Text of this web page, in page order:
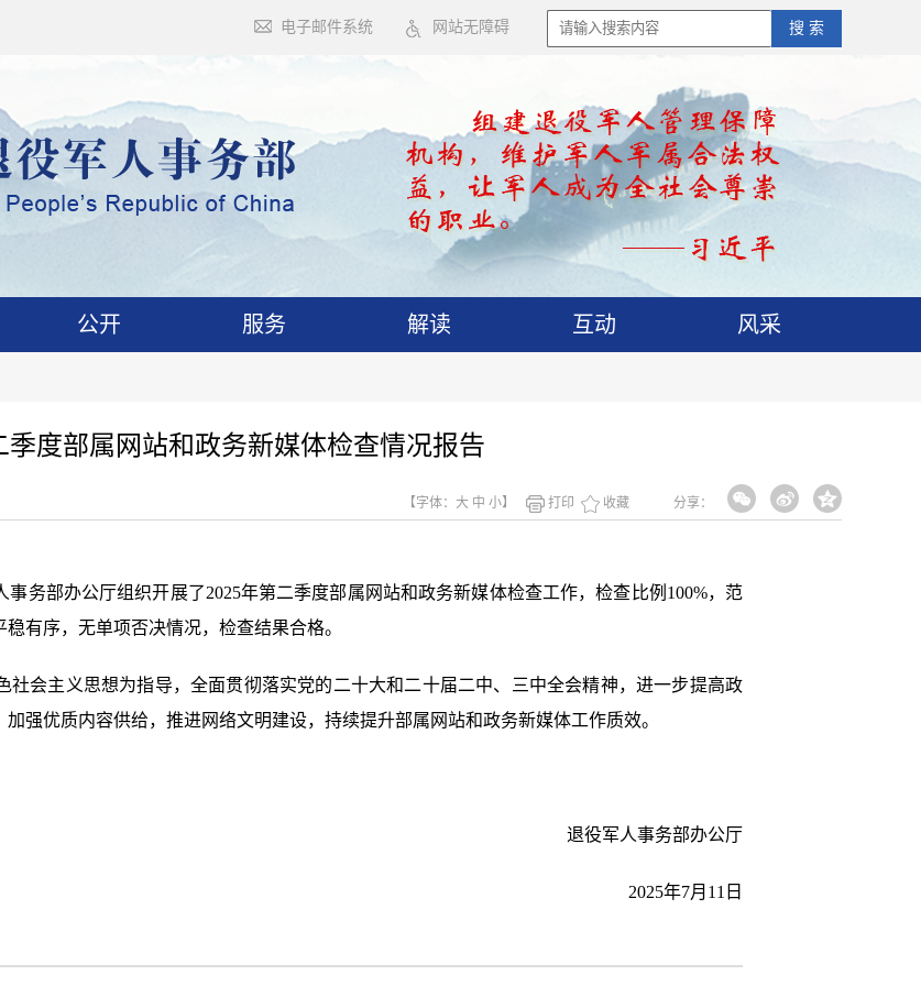
搜 索
电子邮件系统 网站无障碍
公开 服务 解读 互动 风采
季度部属网站和政务新媒体检查情况报告
分享：
【字体： 大 中 小】 打印 收藏
务部办公厅组织开展了2025年第二季度部属网站和政务新媒体检查工作，检查比例100%，范
有序，无单项否决情况，检查结果合格。
社会主义思想为指导，全面贯彻落实党的二十大和二十届二中、三中全会精神，进一步提高政
强优质内容供给，推进网络文明建设，持续提升部属网站和政务新媒体工作质效。
退役军人事务部办公厅
2025年7月11日